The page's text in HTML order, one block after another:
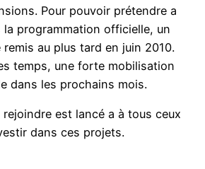
Pour pouvoir prétendre a
la programmation officielle, un
au plus tard en juin 2010.
temps, une forte mobilisation
dans les prochains mois.
est lancé a à tous ceux
dans ces projets.